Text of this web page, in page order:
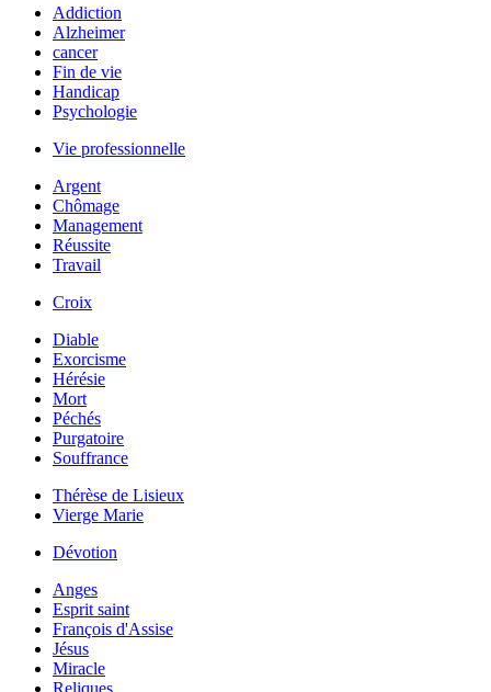
Addiction
Alzheimer
cancer
Fin de vie
Handicap
Psychologie
Vie professionnelle
Argent
Chômage
Management
Réussite
Travail
Croix
Diable
Exorcisme
Hérésie
Mort
Péchés
Purgatoire
Souffrance
Thérèse de Lisieux
Vierge Marie
Dévotion
Anges
Esprit saint
François d'Assise
Jésus
Miracle
Reliques